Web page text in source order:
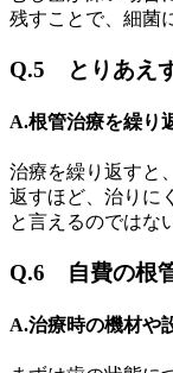
残すことで、細菌
Q.5 とりあえ
A.根管治療を繰り
治療を繰り返すと
返すほど、治りに
と言えるのではな
Q.6 自費の根
A.治療時の機材や